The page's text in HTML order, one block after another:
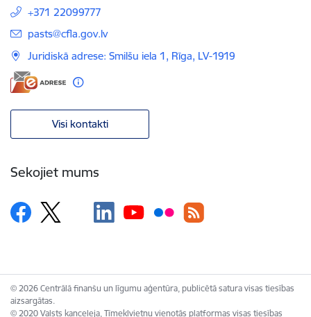
+371 22099777
E-pasts:
pasts@cfla.gov.lv
Juridiskā adrese: Smilšu iela 1, Rīga, LV-1919
Visi kontakti
Sekojiet mums
© 2026 Centrālā finanšu un līgumu aģentūra, publicētā satura visas tiesības
aizsargātas.
© 2020 Valsts kanceleja, Tīmekļvietņu vienotās platformas visas tiesības